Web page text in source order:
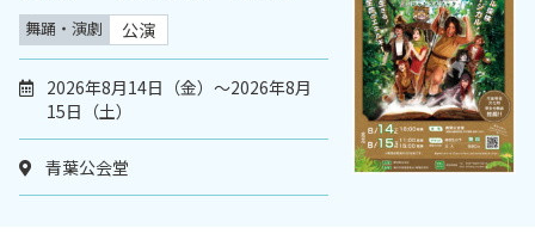
舞踊・演劇 公演
2026年8月14日（金）～2026年8月
15日（土）
青葉公会堂